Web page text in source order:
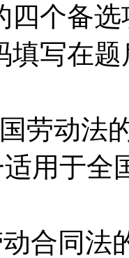
四个备
填写在
国劳动
用于全
合同法